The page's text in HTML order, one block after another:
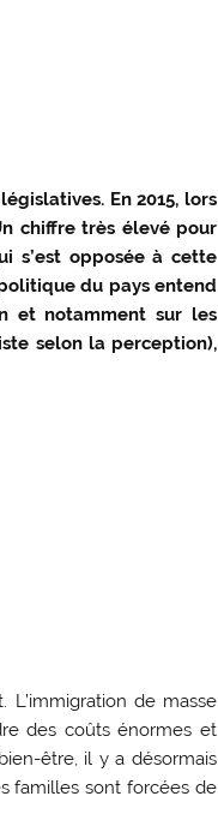
En 2015, lors
chiffre très élevé pour
s’est opposée à cette
du pays entend
et notamment sur les
selon la perception),
de masse
des coûts énormes et
être, il y a désormais
familles sont forcées de